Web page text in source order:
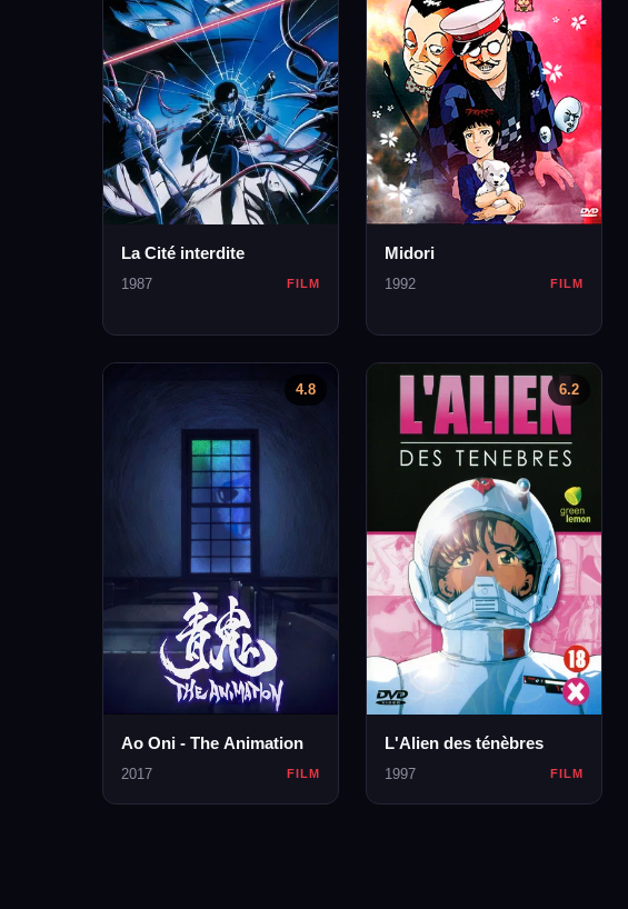
La Cité interdite
1987 FILM
Midori
1992 FILM
4.8
Ao Oni - The Animation
2017 FILM
6.2
L'Alien des ténèbres
1997 FILM